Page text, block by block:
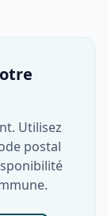
Utilisez
postal